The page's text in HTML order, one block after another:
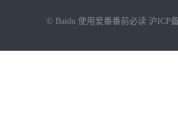
© Baidu 使用爱番番前必读 沪ICP